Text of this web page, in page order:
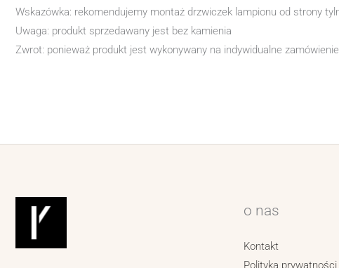
Wskazówka: rekomendujemy montaż drzwiczek lampionu od strony
Uwaga: produkt sprzedawany jest bez kamienia
Zwrot: ponieważ produkt jest wykonywany na indywidualne
o nas
Kontakt
Polityka prywatności